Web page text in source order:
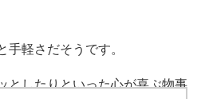
手軽さだそうです。
としたりといった心が喜ぶ物事